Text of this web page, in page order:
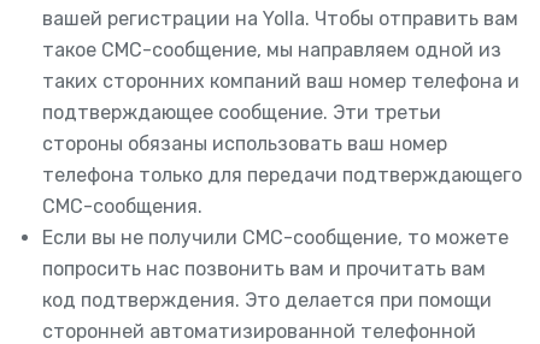
вашей регистрации на Yolla. Чтобы отправить вам
такое СМС-сообщение, мы направляем одной из
таких сторонних компаний ваш номер телефона и
подтверждающее сообщение. Эти третьи
стороны обязаны использовать ваш номер
телефона только для передачи подтверждающего
СМС-сообщения.
Если вы не получили СМС-сообщение, то можете
попросить нас позвонить вам и прочитать вам
код подтверждения. Это делается при помощи
сторонней автоматизированной телефонной